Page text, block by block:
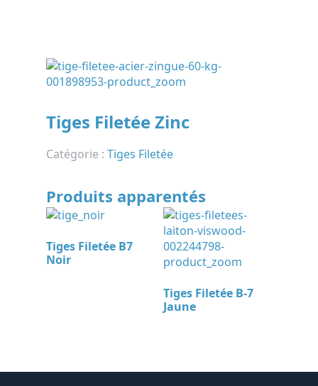
Tiges Filetée Zinc
Catégorie : Tiges Filetée
Produits apparentés
Tiges Filetée B7
Noir
Tiges Filetée B-7
Jaune